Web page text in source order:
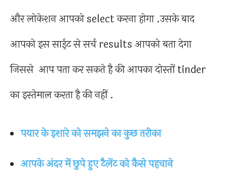
और लोकेशन आपको select करना होगा .उसके बाद
आपको इस साईट से सर्च results आपको बता देगा
जिससे आप पता कर सकते है की आपका दोस्तों tinder
का इस्तेमाल करता है की नहीं .
पयार के इशारे को समझने का कुछ तरीका
आपके अंदर में छुपे हुए टैलेंट को कैसे पहचाने